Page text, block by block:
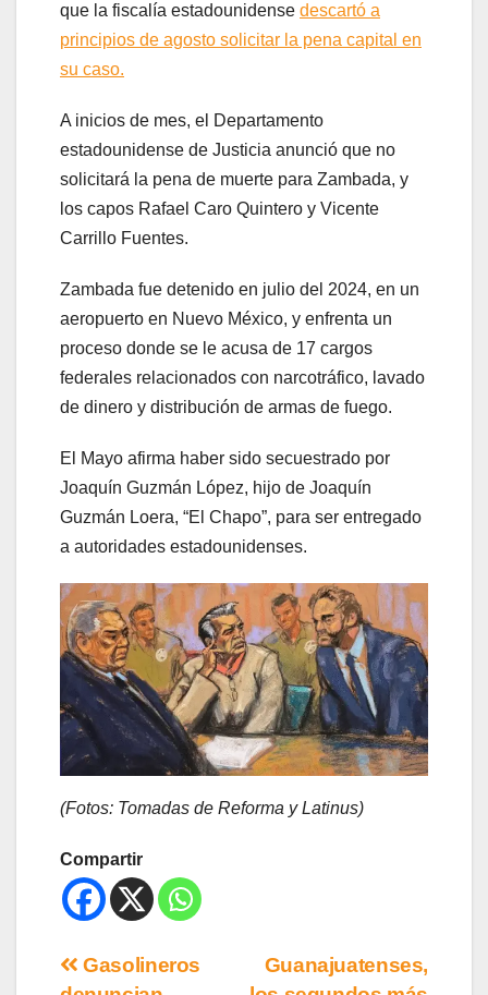
que la fiscalía estadounidense descartó a
principios de agosto solicitar la pena capital en
su caso.
A inicios de mes, el Departamento
estadounidense de Justicia anunció que no
solicitará la pena de muerte para Zambada, y
los capos Rafael Caro Quintero y Vicente
Carrillo Fuentes.
Zambada fue detenido en julio del 2024, en un
aeropuerto en Nuevo México, y enfrenta un
proceso donde se le acusa de 17 cargos
federales relacionados con narcotráfico, lavado
de dinero y distribución de armas de fuego.
El Mayo afirma haber sido secuestrado por
Joaquín Guzmán López, hijo de Joaquín
Guzmán Loera, “El Chapo”, para ser entregado
a autoridades estadounidenses.
(Fotos: Tomadas de Reforma y Latinus)
Compartir
Guanajuatenses,
Gasolineros